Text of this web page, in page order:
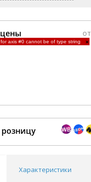
от
axis #0 cannot be of type string ×
Характеристики